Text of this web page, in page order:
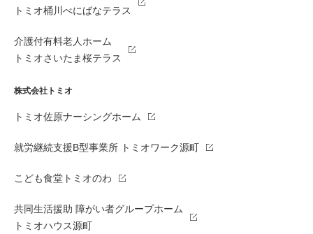
トミオ桶川べにばなテラス
介護付有料老人ホーム
トミオさいたま桜テラス
株式会社トミオ
トミオ佐原ナーシングホーム
就労継続支援B型事業所 トミオワーク源町
こども食堂トミオのわ
共同生活援助 障がい者グループホーム
トミオハウス源町